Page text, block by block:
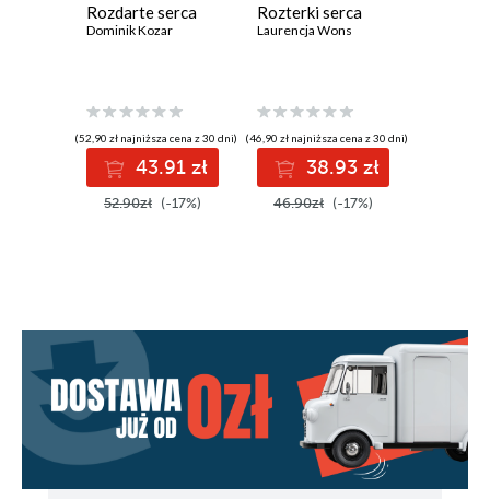
Rozdarte serca
Dominik Kozar
(52,90 zł najniższa cena z 30 dni)
43.91 zł
52.90zł (-17%)
Rozterki serca
Laurencja Wons
(46,90 zł najniższa cena z 30 dni)
38.93 zł
46.90zł (-17%)